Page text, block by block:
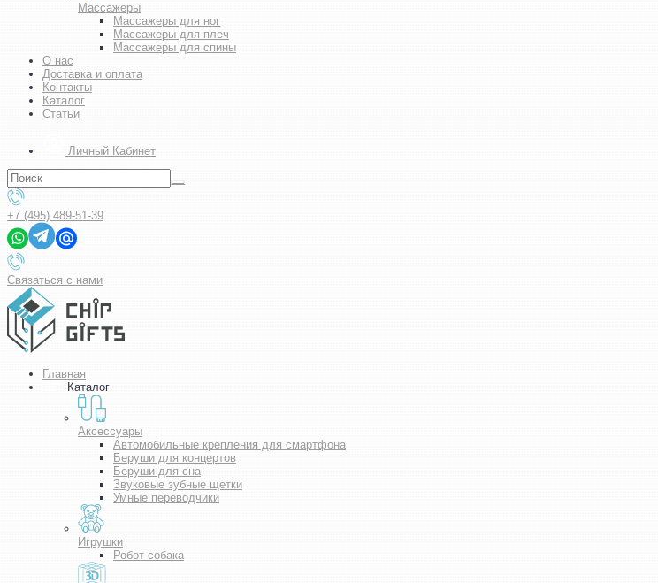
Массажеры
Массажеры для ног
Массажеры для плеч
Массажеры для спины
О нас
Доставка и оплата
Контакты
Каталог
Статьи
Личный Кабинет
+7 (495) 489-51-39
Связаться с нами
Главная
Каталог
Аксессуары
Автомобильные крепления для смартфона
Беруши для концертов
Беруши для сна
Звуковые зубные щетки
Умные переводчики
Игрушки
Робот-собака